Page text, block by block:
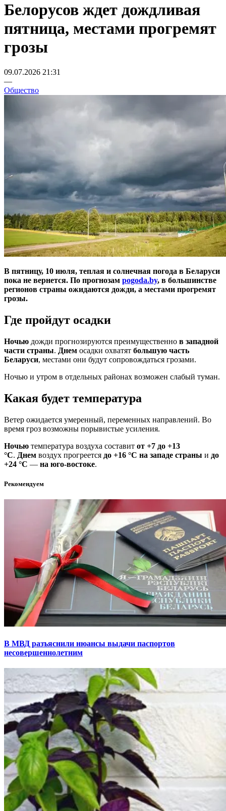
Белорусов ждет дождливая
пятница, местами прогремят
грозы
09.07.2026 21:31
—
Общество
В пятницу, 10 июля, теплая и солнечная погода в Беларуси
пока не вернется. По прогнозам pogoda.by, в большинстве
регионов страны ожидаются дожди, а местами прогремят
грозы.
Где пройдут осадки
Ночью дожди прогнозируются преимущественно в западной
части страны. Днем осадки охватят большую часть
Беларуси, местами они будут сопровождаться грозами.
Ночью и утром в отдельных районах возможен слабый туман.
Какая будет температура
Ветер ожидается умеренный, переменных направлений. Во
время гроз возможны порывистые усиления.
Ночью температура воздуха составит от +7 до +13
°С. Днем воздух прогреется до +16 °С на западе страны и до
+24 °С — на юго-востоке.
Рекомендуем
В МВД разъяснили нюансы выдачи паспортов
несовершеннолетним